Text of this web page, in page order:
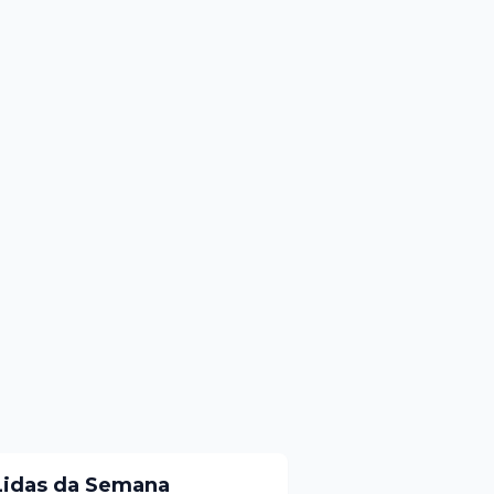
da Semana